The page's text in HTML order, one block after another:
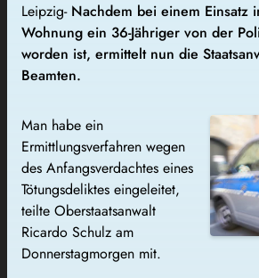
Leipzig- Nachdem bei einem Einsatz
Wohnung ein 36-Jähriger von der
worden ist, ermittelt nun die
Beamten.
Man habe ein
Ermittlungsverfahren wegen
des Anfangsverdachtes eines
Tötungsdeliktes eingeleitet,
teilte Oberstaatsanwalt
Ricardo Schulz am
Donnerstagmorgen mit.